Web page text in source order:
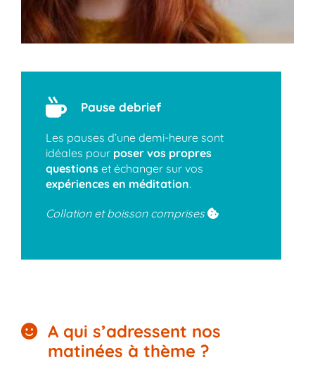
Pause debrief
Les pauses d’une demi-heure sont
idéales pour poser vos propres
questionset échanger sur vos
expériences en méditation.
Collation et boisson comprises
A qui s’adressent nos
matinées à thème ?